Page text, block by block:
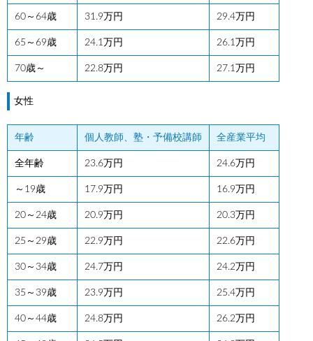
60～64歳 31.9万円 29.4万円
65～69歳 24.1万円 26.1万円
70歳～ 22.8万円 27.1万円
女性
年齢 個人教師、塾・予備校講師 全産業平均
全年齢 23.6万円 24.6万円
～19歳 17.9万円 16.9万円
20～24歳 20.9万円 20.3万円
25～29歳 22.9万円 22.6万円
30～34歳 24.7万円 24.2万円
35～39歳 23.9万円 25.4万円
40～44歳 24.8万円 26.2万円